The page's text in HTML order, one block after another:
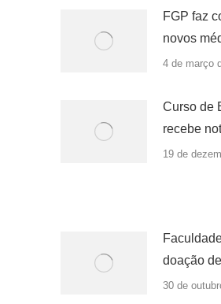
FGP faz
novos
4 de março
Curso de
recebe
19 de
doação
30 de